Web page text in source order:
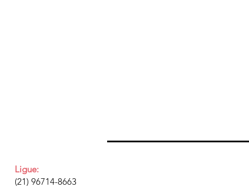
Ligue:
(21) 96714-8663